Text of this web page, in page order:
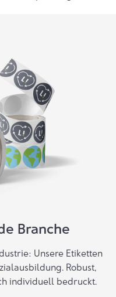
Branche
Unsere Etiketten
Robust,
individuell bedruckt.